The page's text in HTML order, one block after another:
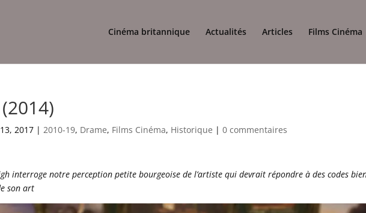
Cinéma britannique Actualités Articles Films Cinéma
2017 |2010-19, Drame, Films Cinéma, Historique |0 commentaires
interroge notre perception petite bourgeoise de l’artiste qui devrait répondre à des codes
son art